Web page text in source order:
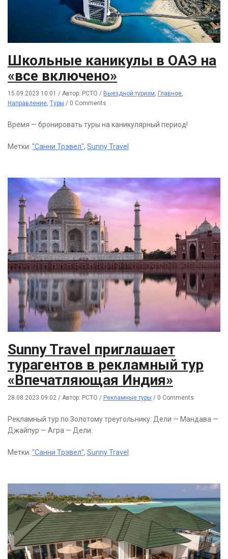
Школьные каникулы в ОАЭ на
«все включено»
15.09.2023 10:01 / Автор: РСТО / Выездной туризм, Главное,
Направление, Туры / 0 Comments
Время — бронировать туры на каникулярный период!
Метки: "Санни Трэвел", Sunny Travel
Sunny Travel приглашает
турагентов в рекламный тур
«Впечатляющая Индия»
28.08.2023 09:02 / Автор: РСТО / Рекламные туры / 0 Comments
Рекламный тур по Золотому треугольнику: Дели — Мандава —
Джайпур — Агра — Дели.
Метки: "Санни Трэвел", Sunny Travel